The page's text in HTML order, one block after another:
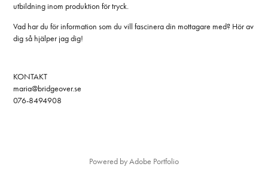
utbildning inom produktion för tryck.
Vad har du för information som du vill fascinera din mottagare med? Hör av
dig så hjälper jag dig!
KONTAKT
maria@bridgeover.se
076-8494908
Powered byAdobe Portfolio